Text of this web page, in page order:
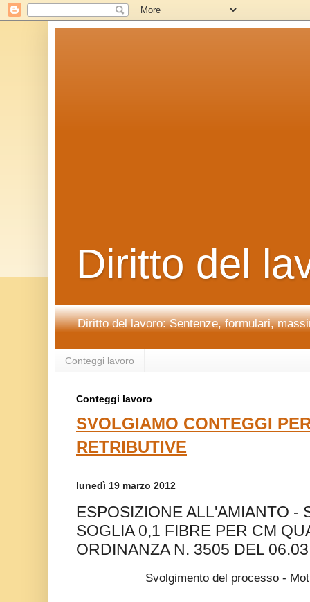
Diritto del
Diritto del lavoro: Sentenze, formulari,
Conteggi lavoro
Conteggi lavoro
SVOLGIAMO CONTEGGI
RETRIBUTIVE
lunedì 19 marzo 2012
ESPOSIZIONE ALL'AMIANTO -
SOGLIA 0,1 FIBRE PER CM
ORDINANZA N. 3505 DEL
Svolgimento del processo -